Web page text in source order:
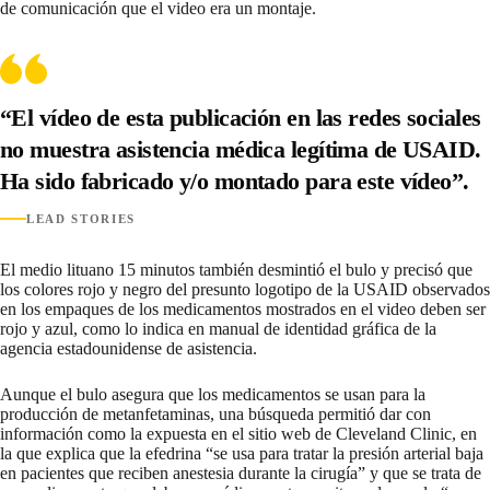
de comunicación que el video era un montaje.
“El vídeo de esta publicación en las redes sociales
no muestra asistencia médica legítima de USAID.
Ha sido fabricado y/o montado para este vídeo”.
LEAD STORIES
El medio lituano 15 minutos también desmintió el bulo y precisó que
los colores rojo y negro del presunto logotipo de la USAID observados
en los empaques de los medicamentos mostrados en el video deben ser
rojo y azul, como lo indica en manual de identidad gráfica de la
agencia estadounidense de asistencia.
Aunque el bulo asegura que los medicamentos se usan para la
producción de metanfetaminas, una búsqueda permitió dar con
información como la expuesta en el sitio web de Cleveland Clinic, en
la que explica que la efedrina “se usa para tratar la presión arterial baja
en pacientes que reciben anestesia durante la cirugía” y que se trata de